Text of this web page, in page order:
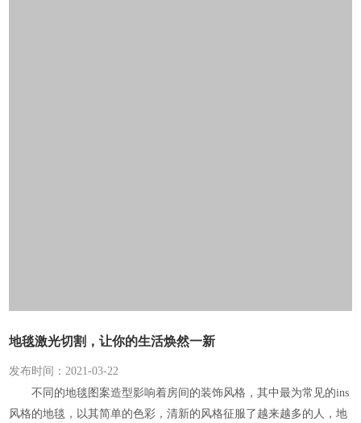
地毯激光切割，让你的生活焕然一新
发布时间：2021-03-22
不同的地毯图案造型影响着房间的装饰风格，其中最为常见的ins
风格的地毯，以其简单的色彩，清新的风格征服了越来越多的人，地